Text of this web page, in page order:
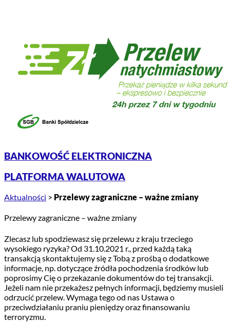
BANKOWOŚĆ ELEKTRONICZNA
PLATFORMA WALUTOWA
Aktualności > Przelewy zagraniczne – ważne zmiany
Przelewy zagraniczne – ważne zmiany
Zlecasz lub spodziewasz się przelewu z kraju trzeciego
wysokiego ryzyka? Od 31.10.2021 r., przed każdą taką
transakcją skontaktujemy się z Tobą z prośbą o dodatkowe
informacje, np. dotyczące źródła pochodzenia środków lub
poprosimy Cię o przekazanie dokumentów do tej transakcji.
Jeżeli nam nie przekażesz pełnych informacji, będziemy musieli
odrzucić przelew. Wymaga tego od nas Ustawa o
przeciwdziałaniu praniu pieniędzy oraz finansowaniu
terroryzmu.